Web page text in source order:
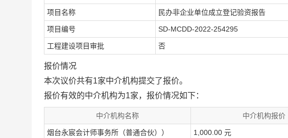
项目名称 民办非企业单位成立登记验资报告
项目编号 SD-MCDD-2022-254295
工程建设项目审批 否
报价情况
本次议价共有1家中介机构提交了报价。
报价有效的中介机构为1家，报价情况如下：
中介机构名称 中介机构报价
烟台永宸会计师事务所（普通合伙）） 1,000.00 元